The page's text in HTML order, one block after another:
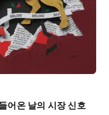
어온 날의 시장 신호